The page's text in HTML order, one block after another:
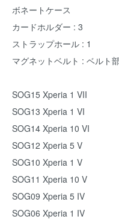
ボネートケース
カードホルダー : 3
ストラップホール : 1
マグネットベルト : ベルト
SOG15 Xperia 1 VII
SOG13 Xperia 1 VI
SOG14 Xperia 10 VI
SOG12 Xperia 5 V
SOG10 Xperia 1 V
SOG11 Xperia 10 V
SOG09 Xperia 5 IV
SOG06 Xperia 1 IV